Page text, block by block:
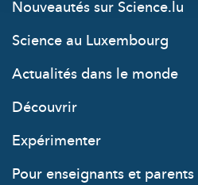
Nouveautés sur Science.lu
Science au Luxembourg
Actualités dans le monde
Découvrir
Expérimenter
Pour enseignants et parents